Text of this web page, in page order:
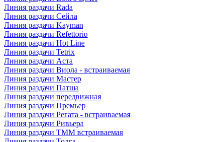
Линия раздачи Rada
Линия раздачи Сейла
Линия раздачи Kayman
Линия раздачи Refettorio
Линия раздачи Hot Line
Линия раздачи Tetrix
Линия раздачи Аста
Линия раздачи Виола - встраиваемая
Линия раздачи Мастер
Линия раздачи Патша
Линия раздачи передвижная
Линия раздачи Премьер
Линия раздачи Регата - встраиваемая
Линия раздачи Ривьера
Линия раздачи ТММ встраиваемая